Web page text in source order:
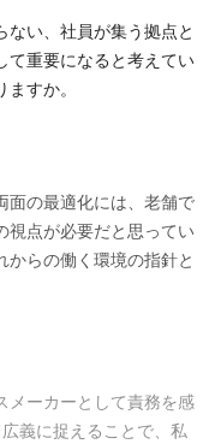
ない、社員が集う拠点と
て重要になると考えてい
すか。
面の最適化には、老舗で
視点が必要だと思ってい
からの働く環境の指針と
メーカーとして責務を感
義に捉えることで、私